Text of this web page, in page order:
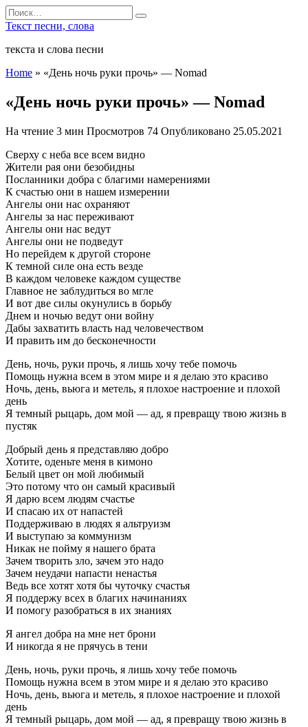
Перейти
к
Search
for:
Текст песни, слова
текста и слова песни
Home » «День ночь руки прочь» — Nomad
«День ночь руки прочь» — Nomad
На чтение 3 мин Просмотров 74 Опубликовано 25.05.2021
­Сверху с неба все всем видно
Жители рая они безобидны
Посланники добра с благими намерениями
К счастью они в нашем измерении
Ангелы они нас охраняют
Ангелы за нас переживают
Ангелы они нас ведут
Ангелы они не подведут
Но перейдем к другой стороне
К темной силе она есть везде
В каждом человеке каждом существе
Главное не заблудиться во мгле
И вот две силы окунулись в борьбу
Днем и ночью ведут они войну
Дабы захватить власть над человечеством
И править им до бесконечности
День, ночь, руки прочь, я лишь хочу тебе помочь
Помощь нужна всем в этом мире и я делаю это красиво
Ночь, день, вьюга и метель, я плохое настроение и плохой
день
Я темный рыцарь, дом мой — ад, я превращу твою жизнь в
пустяк
Добрый день я представляю добро
Хотите, оденьте меня в кимоно
Белый цвет он мой любимый
Это потому что он самый красивый
Я дарю всем людям счастье
И спасаю их от напастей
Поддерживаю в людях я альтруизм
И выступаю за коммунизм
Никак не пойму я нашего брата
Зачем творить зло, зачем это надо
Зачем неудачи напасти ненастья
Ведь все хотят хотя бы чуточку счастья
Я поддержу всех в благих начинаниях
И помогу разобраться в их знаниях
Я ангел добра на мне нет брони
И никогда я не прячусь в тени
День, ночь, руки прочь, я лишь хочу тебе помочь
Помощь нужна всем в этом мире и я делаю это красиво
Ночь, день, вьюга и метель, я плохое настроение и плохой
день
Я темный рыцарь, дом мой — ад, я превращу твою жизнь в